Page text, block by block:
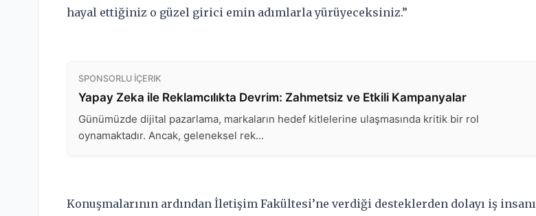
hayal ettiğiniz o güzel girici emin adımlarla yürüyeceksiniz.”
Konuşmalarının ardından İletişim Fakültesi’ne verdiği desteklerden dolayı iş insanı